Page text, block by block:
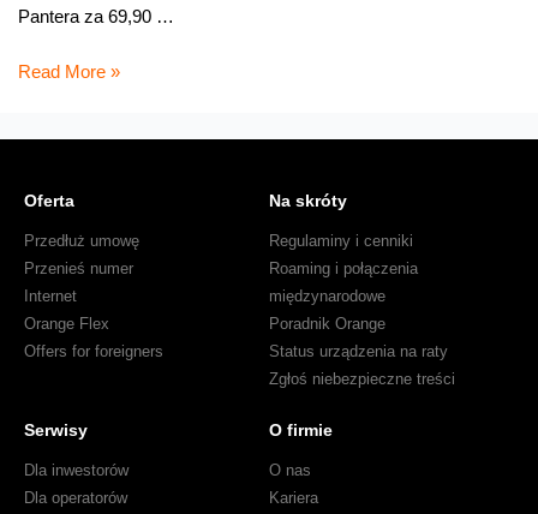
Pantera za 69,90 …
Mistrzowskie
Read More »
Oferta
Przedłuż umowę
Przenieś numer
Internet
Orange Flex
Offers for foreigners
Na skróty
Regulaminy i cenniki
Roaming i połączenia
międzynarodowe
Poradnik Orange
Status urządzenia na raty
Zgłoś niebezpieczne treści
Serwisy
Dla inwestorów
Dla operatorów
O firmie
O nas
Kariera